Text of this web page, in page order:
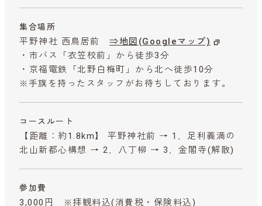
集合場所
平野神社 西鳥居前 ⇒地図(Googleマップ)
・市バス「衣笠校前」から徒歩3分
・京福電鉄「北野白梅町」から北へ徒歩10分
※手旗を持ったスタッフがお待ちしております。
コースルート
【距離：約1.8km】 平野神社前 → 1．足利義満の
北山新都心構想 → 2．八丁柳 → 3．金閣寺(解散)
参加費
3,000円 ※拝観料込(消費税・保険料込)